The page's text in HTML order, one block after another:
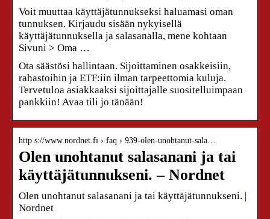
Voit muuttaa käyttäjätunnukseksi haluamasi oman
tunnuksen. Kirjaudu sisään nykyisellä
käyttäjätunnuksella ja salasanalla, mene kohtaan
Sivuni > Oma …
Ota säästösi hallintaan. Sijoittaminen osakkeisiin,
rahastoihin ja ETF:iin ilman tarpeettomia kuluja.
Tervetuloa asiakkaaksi sijoittajalle suositelluimpaan
pankkiin! Avaa tili jo tänään!
http s://www.nordnet.fi › faq › 939-olen-unohtanut-sala…
Olen unohtanut salasanani ja tai
käyttäjätunnukseni. – Nordnet
Olen unohtanut salasanani ja tai käyttäjätunnukseni. |
Nordnet